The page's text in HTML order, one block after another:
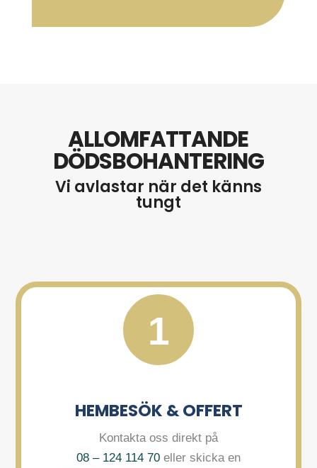
ALLOMFATTANDE
DÖDSBOHANTERING
Vi avlastar när det känns
tungt
1
HEMBESÖK & OFFERT
Kontakta oss direkt på
08 – 124 114 70 eller skicka en